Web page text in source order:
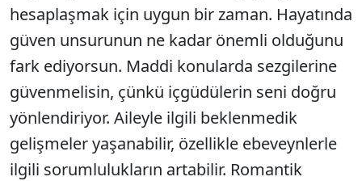
hesaplaşmak için uygun bir zaman. Hayatında
güven unsurunun ne kadar önemli olduğunu
fark ediyorsun. Maddi konularda sezgilerine
güvenmelisin, çünkü içgüdülerin seni doğru
yönlendiriyor. Aileyle ilgili beklenmedik
gelişmeler yaşanabilir, özellikle ebeveynlerle
ilgili sorumlulukların artabilir. Romantik